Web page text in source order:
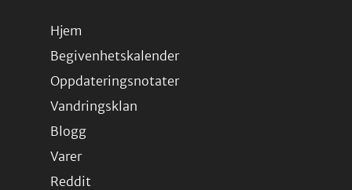
Hjem
Begivenhetskalender
Oppdateringsnotater
Vandringsklan
Blogg
Varer
Reddit